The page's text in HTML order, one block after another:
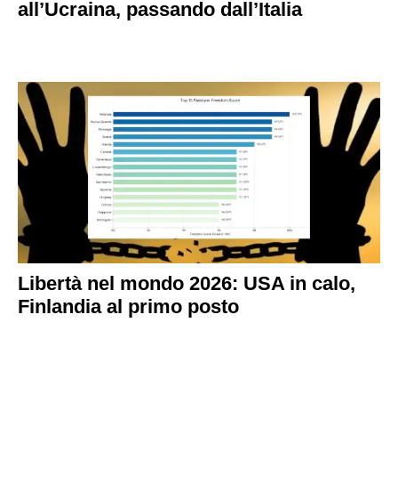
all’Ucraina, passando dall’Italia
Libertà nel mondo 2026: USA in calo,
Finlandia al primo posto